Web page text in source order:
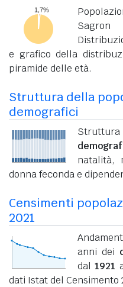
e grafico della
piramide delle età.
Struttura della
demografici
natalità,
donna feconda e
Censimenti
2021
anni dei
dal1921
dati Istat del Censimento